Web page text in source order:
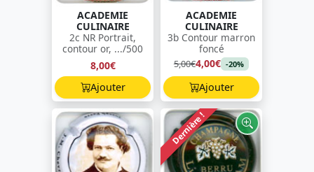
ACADEMIE
CULINAIRE
2c NR Portrait,
contour or, .../500
8,00€
Ajouter
ACADEMIE
CULINAIRE
3b Contour marron
foncé
5,00€4,00€ -20%
Ajouter
Dernière !